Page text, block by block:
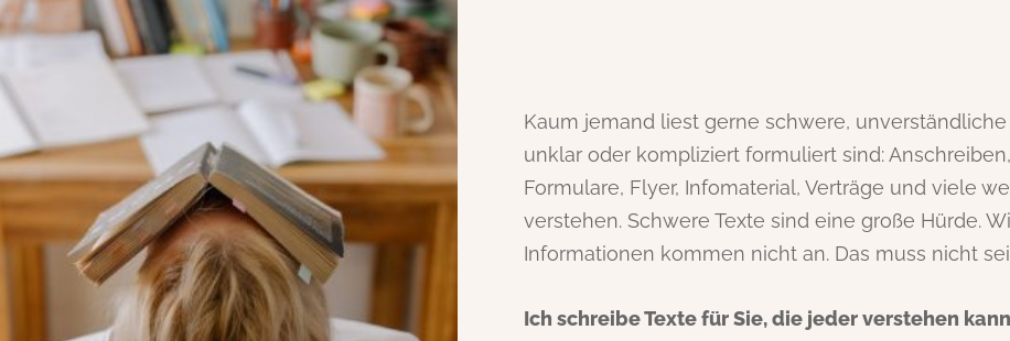
Kaum jemand liest gerne schwere,
unklar oder kompliziert formuliert sind:
Formulare, Flyer, Infomaterial, Verträge und viele
verstehen. Schwere Texte sind eine große Hürde.
Informationen kommen nicht an. Das muss nicht
Ich schreibe Texte für Sie, die jeder verstehen